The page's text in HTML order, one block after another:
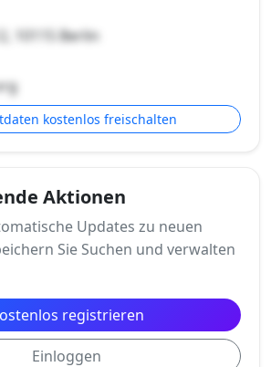
10115 Berlin
kostenlos freischalten
Aktionen
Updates zu neuen
Sie Suchen und verwalten
registrieren
Einloggen